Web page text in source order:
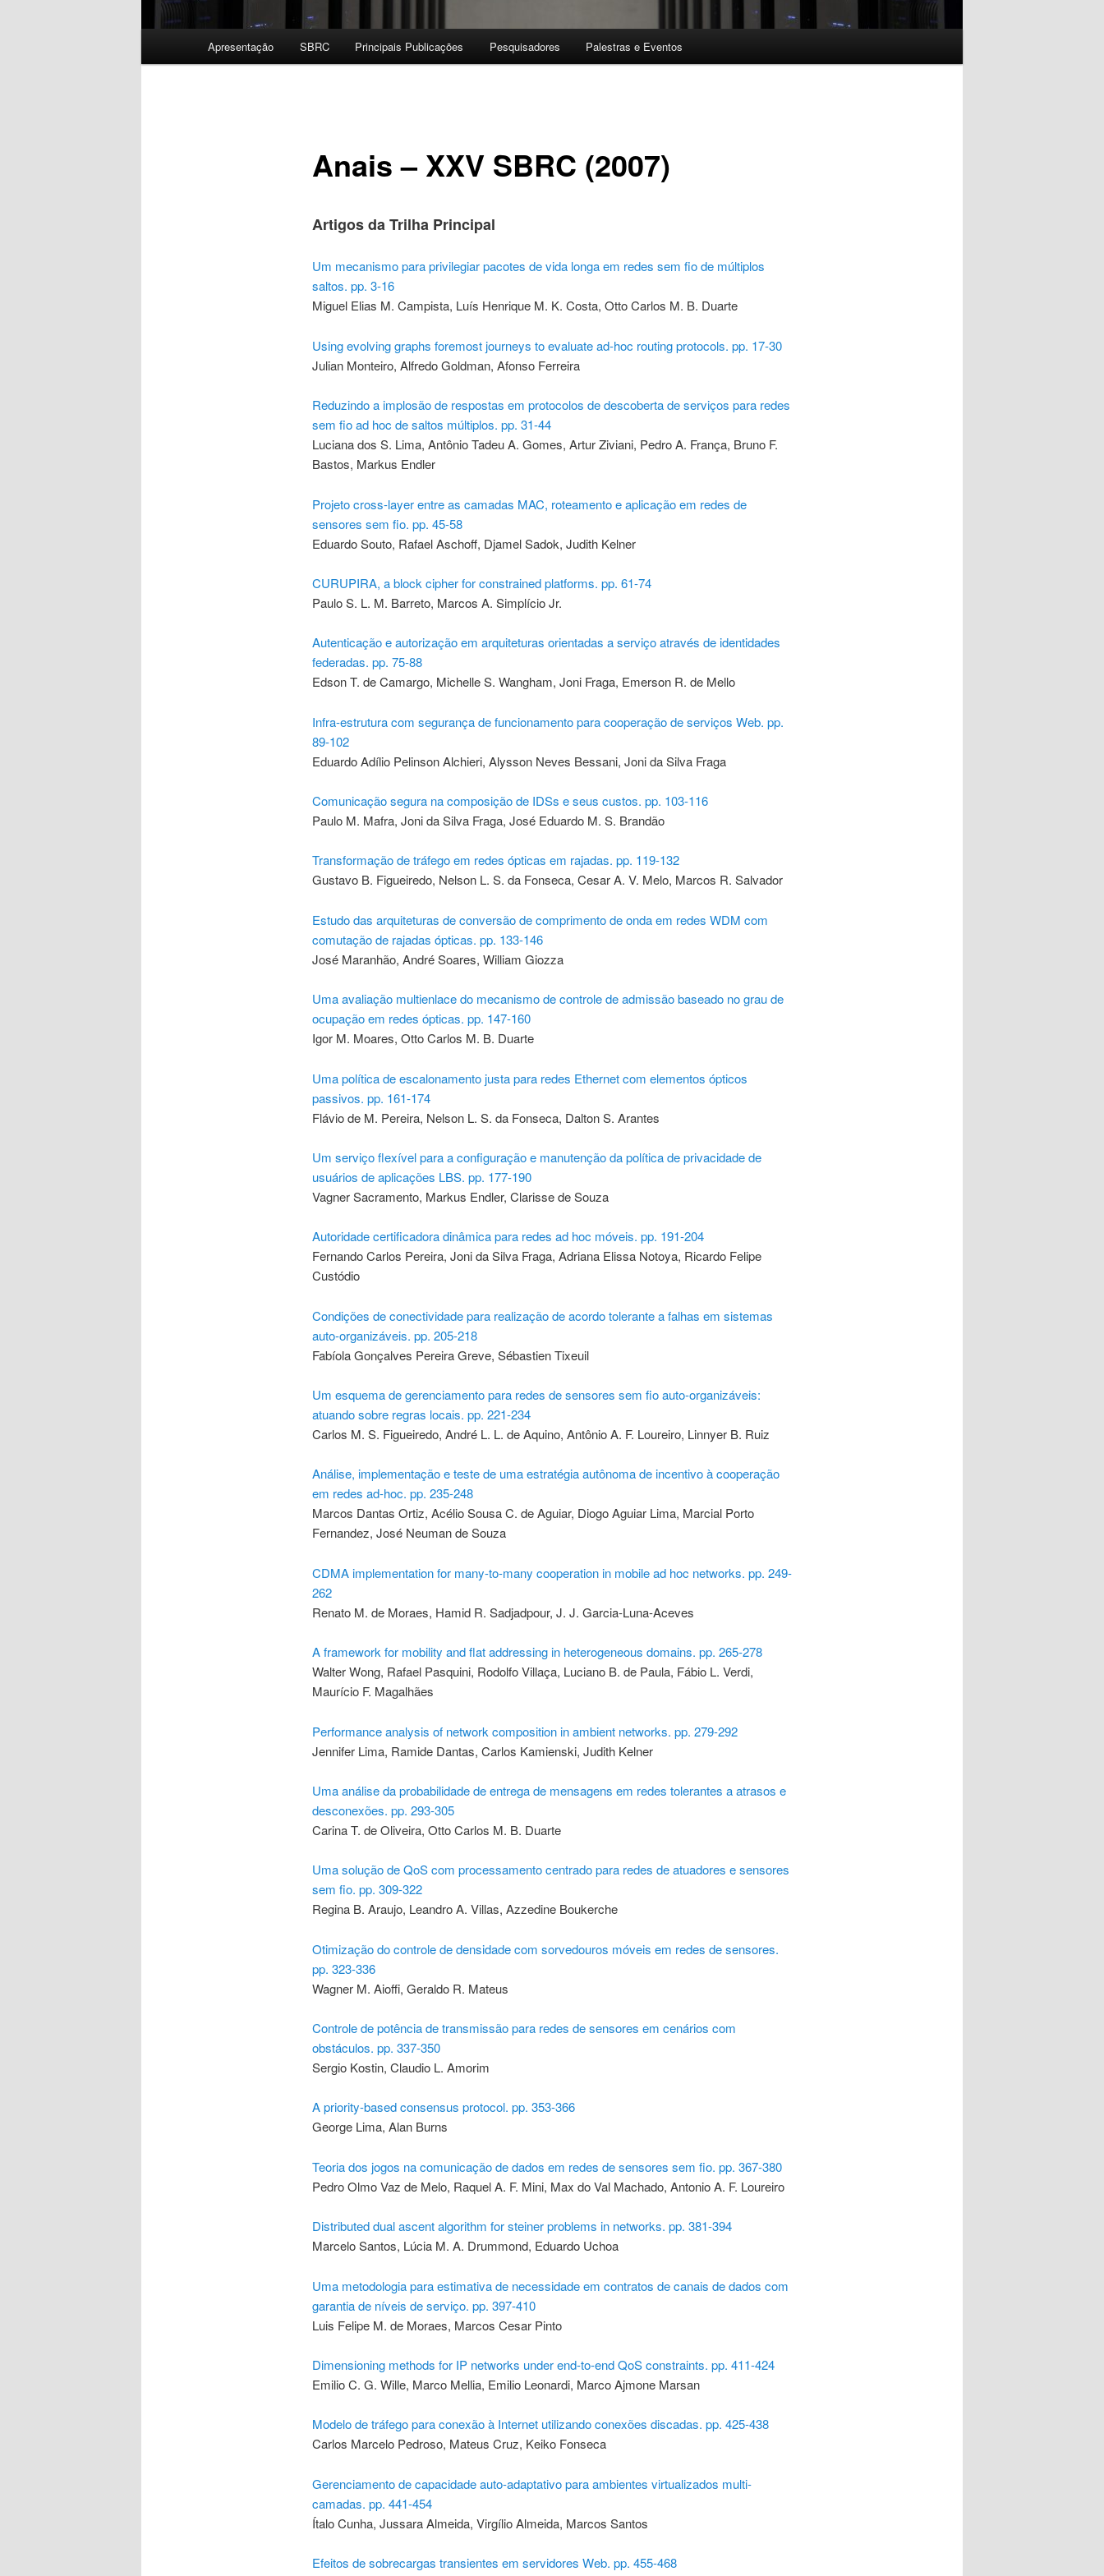
Apresentação SBRC Principais Publicações Pesquisadores Palestras e Eventos
Anais – XXV SBRC (2007)
Artigos da Trilha Principal
Um mecanismo para privilegiar pacotes de vida longa em redes sem fio de múltiplos
saltos. pp. 3-16
Miguel Elias M. Campista, Luís Henrique M. K. Costa, Otto Carlos M. B. Duarte
Using evolving graphs foremost journeys to evaluate ad-hoc routing protocols. pp. 17-30
Julian Monteiro, Alfredo Goldman, Afonso Ferreira
Reduzindo a implosão de respostas em protocolos de descoberta de serviços para redes
sem fio ad hoc de saltos múltiplos. pp. 31-44
Luciana dos S. Lima, Antônio Tadeu A. Gomes, Artur Ziviani, Pedro A. França, Bruno F.
Bastos, Markus Endler
Projeto cross-layer entre as camadas MAC, roteamento e aplicação em redes de
sensores sem fio. pp. 45-58
Eduardo Souto, Rafael Aschoff, Djamel Sadok, Judith Kelner
CURUPIRA, a block cipher for constrained platforms. pp. 61-74
Paulo S. L. M. Barreto, Marcos A. Simplício Jr.
Autenticação e autorização em arquiteturas orientadas a serviço através de identidades
federadas. pp. 75-88
Edson T. de Camargo, Michelle S. Wangham, Joni Fraga, Emerson R. de Mello
Infra-estrutura com segurança de funcionamento para cooperação de serviços Web. pp.
89-102
Eduardo Adílio Pelinson Alchieri, Alysson Neves Bessani, Joni da Silva Fraga
Comunicação segura na composição de IDSs e seus custos. pp. 103-116
Paulo M. Mafra, Joni da Silva Fraga, José Eduardo M. S. Brandão
Transformação de tráfego em redes ópticas em rajadas. pp. 119-132
Gustavo B. Figueiredo, Nelson L. S. da Fonseca, Cesar A. V. Melo, Marcos R. Salvador
Estudo das arquiteturas de conversão de comprimento de onda em redes WDM com
comutação de rajadas ópticas. pp. 133-146
José Maranhão, André Soares, William Giozza
Uma avaliação multienlace do mecanismo de controle de admissão baseado no grau de
ocupação em redes ópticas. pp. 147-160
Igor M. Moares, Otto Carlos M. B. Duarte
Uma política de escalonamento justa para redes Ethernet com elementos ópticos
passivos. pp. 161-174
Flávio de M. Pereira, Nelson L. S. da Fonseca, Dalton S. Arantes
Um serviço flexível para a configuração e manutenção da política de privacidade de
usuários de aplicações LBS. pp. 177-190
Vagner Sacramento, Markus Endler, Clarisse de Souza
Autoridade certificadora dinâmica para redes ad hoc móveis. pp. 191-204
Fernando Carlos Pereira, Joni da Silva Fraga, Adriana Elissa Notoya, Ricardo Felipe
Custódio
Condições de conectividade para realização de acordo tolerante a falhas em sistemas
auto-organizáveis. pp. 205-218
Fabíola Gonçalves Pereira Greve, Sébastien Tixeuil
Um esquema de gerenciamento para redes de sensores sem fio auto-organizáveis:
atuando sobre regras locais. pp. 221-234
Carlos M. S. Figueiredo, André L. L. de Aquino, Antônio A. F. Loureiro, Linnyer B. Ruiz
Análise, implementação e teste de uma estratégia autônoma de incentivo à cooperação
em redes ad-hoc. pp. 235-248
Marcos Dantas Ortiz, Acélio Sousa C. de Aguiar, Diogo Aguiar Lima, Marcial Porto
Fernandez, José Neuman de Souza
CDMA implementation for many-to-many cooperation in mobile ad hoc networks. pp. 249-
262
Renato M. de Moraes, Hamid R. Sadjadpour, J. J. Garcia-Luna-Aceves
A framework for mobility and flat addressing in heterogeneous domains. pp. 265-278
Walter Wong, Rafael Pasquini, Rodolfo Villaça, Luciano B. de Paula, Fábio L. Verdi,
Maurício F. Magalhães
Performance analysis of network composition in ambient networks. pp. 279-292
Jennifer Lima, Ramide Dantas, Carlos Kamienski, Judith Kelner
Uma análise da probabilidade de entrega de mensagens em redes tolerantes a atrasos e
desconexões. pp. 293-305
Carina T. de Oliveira, Otto Carlos M. B. Duarte
Uma solução de QoS com processamento centrado para redes de atuadores e sensores
sem fio. pp. 309-322
Regina B. Araujo, Leandro A. Villas, Azzedine Boukerche
Otimização do controle de densidade com sorvedouros móveis em redes de sensores.
pp. 323-336
Wagner M. Aioffi, Geraldo R. Mateus
Controle de potência de transmissão para redes de sensores em cenários com
obstáculos. pp. 337-350
Sergio Kostin, Claudio L. Amorim
A priority-based consensus protocol. pp. 353-366
George Lima, Alan Burns
Teoria dos jogos na comunicação de dados em redes de sensores sem fio. pp. 367-380
Pedro Olmo Vaz de Melo, Raquel A. F. Mini, Max do Val Machado, Antonio A. F. Loureiro
Distributed dual ascent algorithm for steiner problems in networks. pp. 381-394
Marcelo Santos, Lúcia M. A. Drummond, Eduardo Uchoa
Uma metodologia para estimativa de necessidade em contratos de canais de dados com
garantia de níveis de serviço. pp. 397-410
Luis Felipe M. de Moraes, Marcos Cesar Pinto
Dimensioning methods for IP networks under end-to-end QoS constraints. pp. 411-424
Emilio C. G. Wille, Marco Mellia, Emilio Leonardi, Marco Ajmone Marsan
Modelo de tráfego para conexão à Internet utilizando conexões discadas. pp. 425-438
Carlos Marcelo Pedroso, Mateus Cruz, Keiko Fonseca
Gerenciamento de capacidade auto-adaptativo para ambientes virtualizados multi-
camadas. pp. 441-454
Ítalo Cunha, Jussara Almeida, Virgílio Almeida, Marcos Santos
Efeitos de sobrecargas transientes em servidores Web. pp. 455-468